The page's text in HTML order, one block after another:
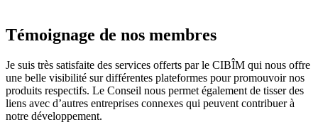
Témoignage de nos membres
Je suis très satisfaite des services offerts par le CIBÎM qui nous offre
une belle visibilité sur différentes plateformes pour promouvoir nos
produits respectifs. Le Conseil nous permet également de tisser des
liens avec d’autres entreprises connexes qui peuvent contribuer à
notre développement.​